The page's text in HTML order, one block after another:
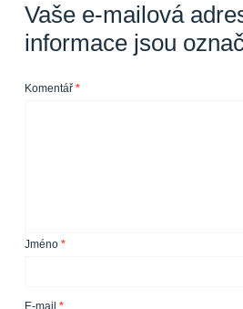
Vaše e-mailová
informace jsou
Komentář *
Jméno *
E-mail *